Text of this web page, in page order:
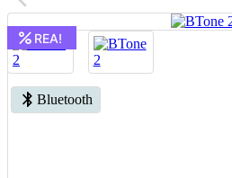
percent REA!
bluetooth Bluetooth